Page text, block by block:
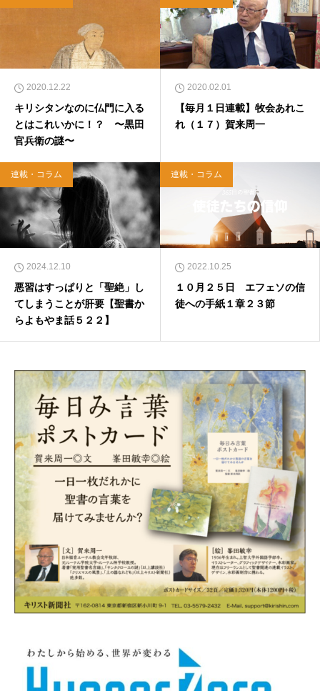
『世界一ゆるい聖書教室』（「ふざけ担当」LE
ONとの共著、講談社）などがある。新著<a hr
ef="https://amzn.to/376F9aC">『ふっと心がラ
クになる 眠れぬ夜の聖書のことば』（大和書
房）</a>２０２２年３月１５日発売。
2020.12.22
キリシタンなのに仏門に入る
とはこれいかに！？ 〜黒田
官兵衛の謎〜
2020.02.01
【毎月１日連載】牧会あれこ
れ（１７）賀来周一
連載・コラム
2024.12.10
悪習はすっぱりと「聖絶」し
てしまうことが肝要【聖書か
らよもやま話５２２】
連載・コラム
2022.10.25
１０月２５日 エフェソの信
徒への手紙１章２３節